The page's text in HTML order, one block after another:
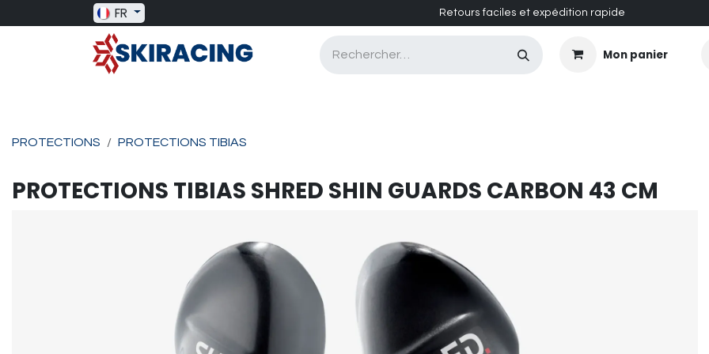
Se rendre au contenu
FR Retours faciles et expédition rapide
Mon panier
PROTECTIONS PROTECTIONS TIBIAS
PROTECTIONS TIBIAS SHRED SHIN GUARDS CARBON 43 CM